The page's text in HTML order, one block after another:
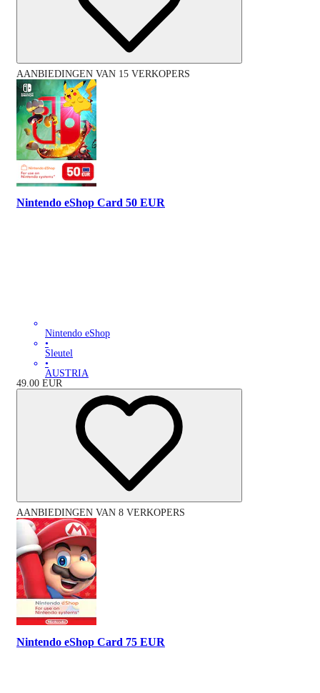
AANBIEDINGEN VAN 15 VERKOPERS
Nintendo eShop Card 50 EUR
Nintendo eShop
•
Sleutel
•
AUSTRIA
49.00 EUR
AANBIEDINGEN VAN 8 VERKOPERS
Nintendo eShop Card 75 EUR